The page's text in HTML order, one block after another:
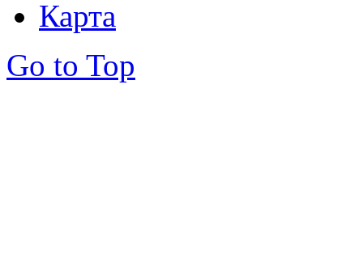
Карта
Go to Top